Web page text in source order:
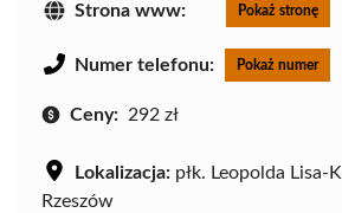
Strona www: Pokaż stronę
Numer telefonu: Pokaż numer
Ceny: 292 zł
Lokalizacja: płk. Leopolda Lisa-
Rzeszów